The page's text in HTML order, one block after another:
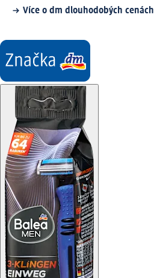
Více o dm dlouhodobých cenách